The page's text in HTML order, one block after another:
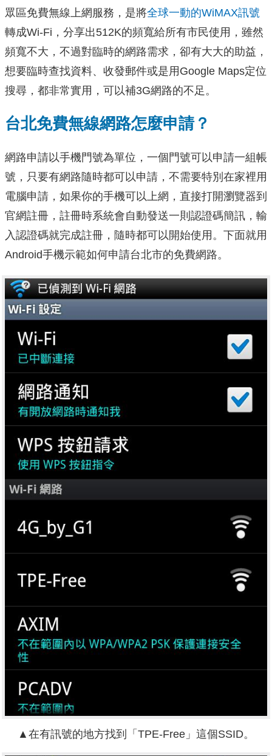
眾區免費無線上網服務，是將全球一動的WiMAX訊號
轉成Wi-Fi，分享出512K的頻寬給所有市民使用，雖然
頻寬不大，不過對臨時的網路需求，卻有大大的助益，
想要臨時查找資料、收發郵件或是用Google Maps定位
搜尋，都非常實用，可以補3G網路的不足。
台北免費無線網路怎麼申請？
網路申請以手機門號為單位，一個門號可以申請一組帳
號，只要有網路隨時都可以申請，不需要特別在家裡用
電腦申請，如果你的手機可以上網，直接打開瀏覽器到
官網註冊，註冊時系統會自動發送一則認證碼簡訊，輸
入認證碼就完成註冊，隨時都可以開始使用。下面就用
Android手機示範如何申請台北市的免費網路。
▲在有訊號的地方找到「TPE-Free」這個SSID。